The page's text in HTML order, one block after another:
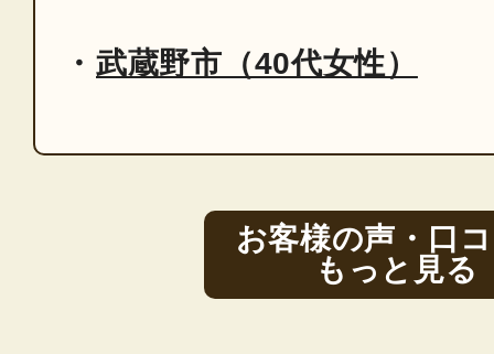
武蔵野市（40代女性）
お客様の声・口
もっと見る